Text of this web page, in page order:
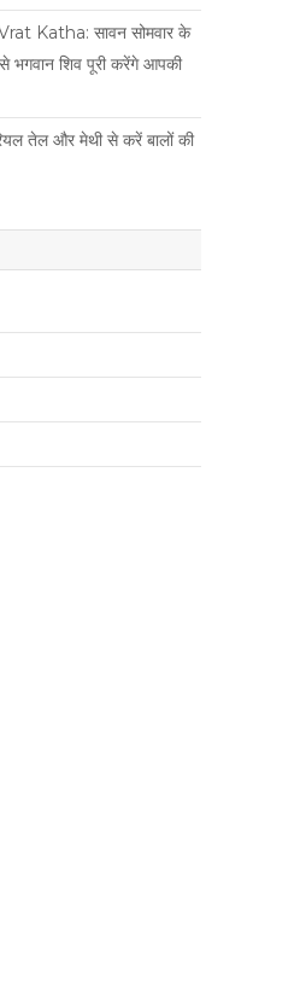
Katha: सावन सोमवार के
भगवान शिव पूरी करेंगे आपकी
तेल और मेथी से करें बालों की